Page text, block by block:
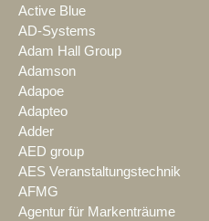
Active Blue
AD-Systems
Adam Hall Group
Adamson
Adapoe
Adapteo
Adder
AED group
AES Veranstaltungstechnik
AFMG
Agentur für Markenträume